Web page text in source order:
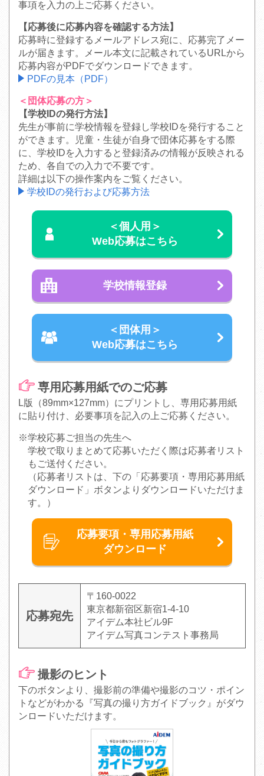
事項を入力の上ご応募ください。
【応募後に応募内容を確認する方法】
応募時に登録するメールアドレス宛に、応募完了メー
ルが届きます。メール本文に記載されているURLから
応募内容がPDFでダウンロードできます。
PDFの見本（PDF）
＜団体応募の方＞
【学校IDの発行方法】
先生が事前に学校情報を登録し学校IDを発行すること
ができます。児童・生徒が自身で団体応募をする際
に、学校IDを入力すると登録済みの情報が反映される
ため、各自での入力で不要です。
詳細は以下の操作案内をご覧ください。
学校IDの発行および応募方法
＜個人用＞
Web応募はこちら
学校情報登録
＜団体用＞
Web応募はこちら
専用応募用紙でのご応募
L版（89mm×127mm）にプリントし、専用応募用紙
に貼り付け、必要事項を記入の上ご応募ください。
※学校応募ご担当の先生へ
学校で取りまとめて応募いただく際は応募者リスト
もご送付ください。
（応募者リストは、下の「応募要項・専用応募用紙
ダウンロード」ボタンよりダウンロードいただけま
す。）
応募要項・専用応募用紙
ダウンロード
応募宛先
〒160-0022
東京都新宿区新宿1-4-10
アイデム本社ビル9F
アイデム写真コンテスト事務局
撮影のヒント
下のボタンより、撮影前の準備や撮影のコツ・ポイン
トなどがわかる『写真の撮り方ガイドブック』がダウ
ンロードいただけます。